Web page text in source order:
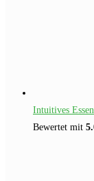
Intuitives Essen
Bewertet mit